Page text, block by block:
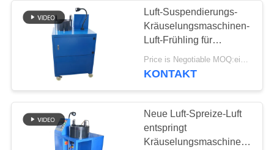
Land Rover-Luft-
Suspendierungs-
Teile
236
Luft-Suspendierungs-
Kräuselungsmaschinen-
Luft-Frühling für
Mercedes Benz W164
W211 W221 W212
KONTAKT
Neue Luft-Spreize-Luft
entspringt
Kräuselungsmaschinen-